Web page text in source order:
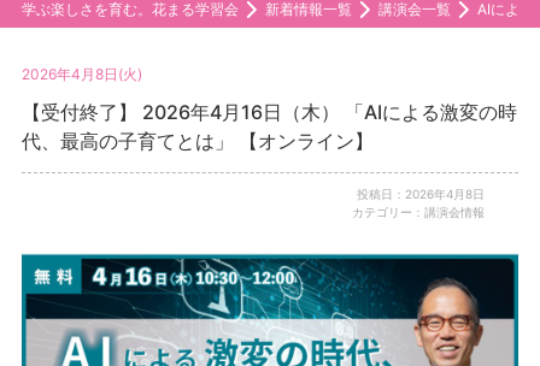
学ぶ楽しさを育む。花まる学習会 新着情報一覧 講演会一覧 AIによる
2026年4月8日(火)
【受付終了】 2026年4月16日（木） 「AIによる激変の時
代、最高の子育てとは」 【オンライン】
投稿日：2026年4月8日
カテゴリー：講演会情報